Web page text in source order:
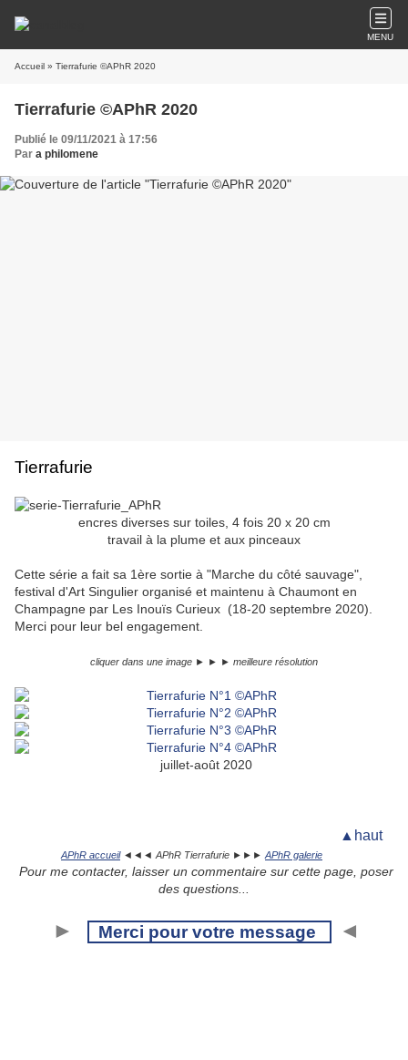
MENU
Accueil » Tierrafurie ©APhR 2020
Tierrafurie ©APhR 2020
Publié le 09/11/2021 à 17:56
Par a philomene
Tierrafurie
encres diverses sur toiles, 4 fois 20 x 20 cm
travail à la plume et aux pinceaux
Cette série a fait sa 1ère sortie à "Marche du côté sauvage",
festival d'Art Singulier organisé et maintenu à Chaumont en
Champagne par Les Inouïs Curieux (18-20 septembre 2020).
Merci pour leur bel engagement.
cliquer dans une image ► ► ► meilleure résolution
juillet-août 2020
▲haut
APhR accueil◄◄◄ APhR Tierrafurie ►►► APhR galerie
Pour me contacter, laisser un commentaire sur cette page, poser
des questions...
► Merci pour votre message ◄